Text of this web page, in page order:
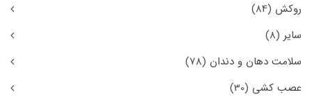
روکش (84)
سایر (8)
سلامت دهان و دندان (78)
عصب کشی (30)